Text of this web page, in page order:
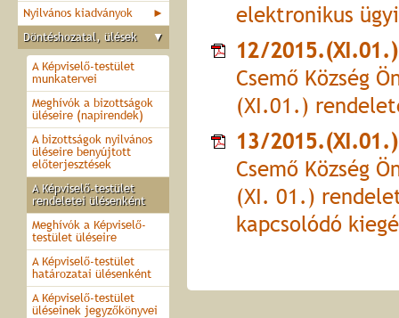
►
Nyilvános kiadványok
▼
Döntéshozatal, ülések
A Képviselő-testület
munkatervei
Meghívók a bizottságok
üléseire (napirendek)
A bizottságok nyilvános
üléseire benyújtott
előterjesztések
A Képviselő-testület
rendeletei ülésenként
Meghívók a Képviselő-
testület üléseire
A Képviselő-testület
határozatai ülésenként
A Képviselő-testület
üléseinek jegyzőkönyvei
elektronikus
12/2015.(XI.01.)
Csemő Község
(XI.01.)
13/2015.(XI.01.)
Csemő Község
(XI. 01.)
kapcsolódó